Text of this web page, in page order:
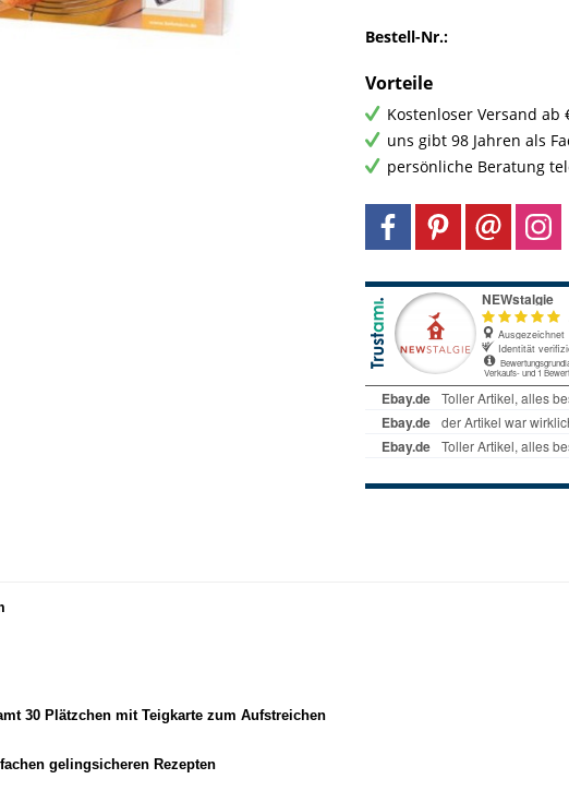
Bestell-Nr.:
Vorteile
Kostenloser Versand ab
uns gibt 98 Jahren als
persönliche Beratung
30 Plätzchen mit Teigkarte zum Aufstreichen
gelingsicheren Rezepten